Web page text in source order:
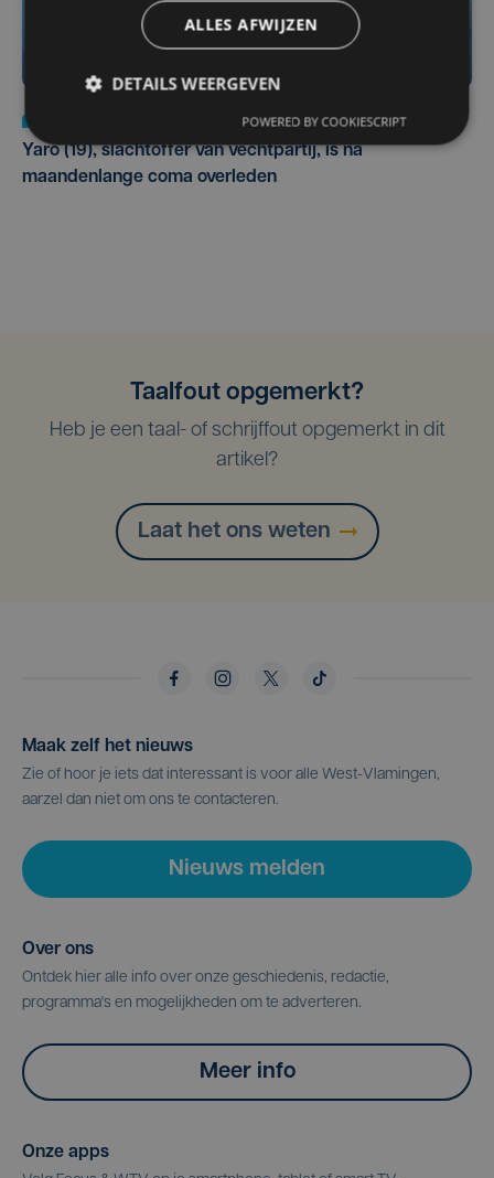
do 6 augustus | 21:30
Yaro (19), slachtoffer van vechtpartij, is na
maandenlange coma overleden
Taalfout opgemerkt?
Heb je een taal- of schrijffout opgemerkt in dit
artikel?
Laat het ons weten
Maak zelf het nieuws
Zie of hoor je iets dat interessant is voor alle West-Vlamingen,
aarzel dan niet om ons te contacteren.
Nieuws melden
Over ons
Ontdek hier alle info over onze geschiedenis, redactie,
programma's en mogelijkheden om te adverteren.
Meer info
Onze apps
ALLES AFWIJZEN
DETAILS WEERGEVEN
POWERED BY COOKIESCRIPT